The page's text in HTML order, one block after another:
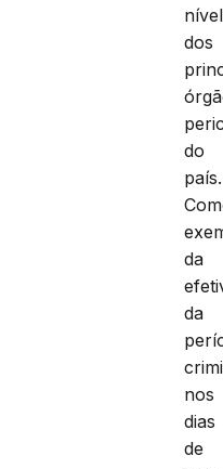
nível
dos
do
país.
da
da
nos
dias
de